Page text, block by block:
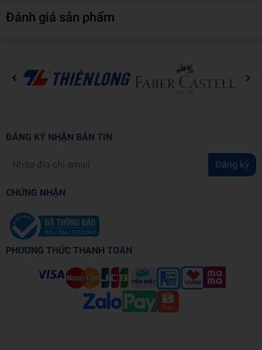
Đánh giá sản phẩm
ĐĂNG KÝ NHẬN BẢN TIN
Đăng ký
CHỨNG NHẬN
PHƯƠNG THỨC THANH TOÁN